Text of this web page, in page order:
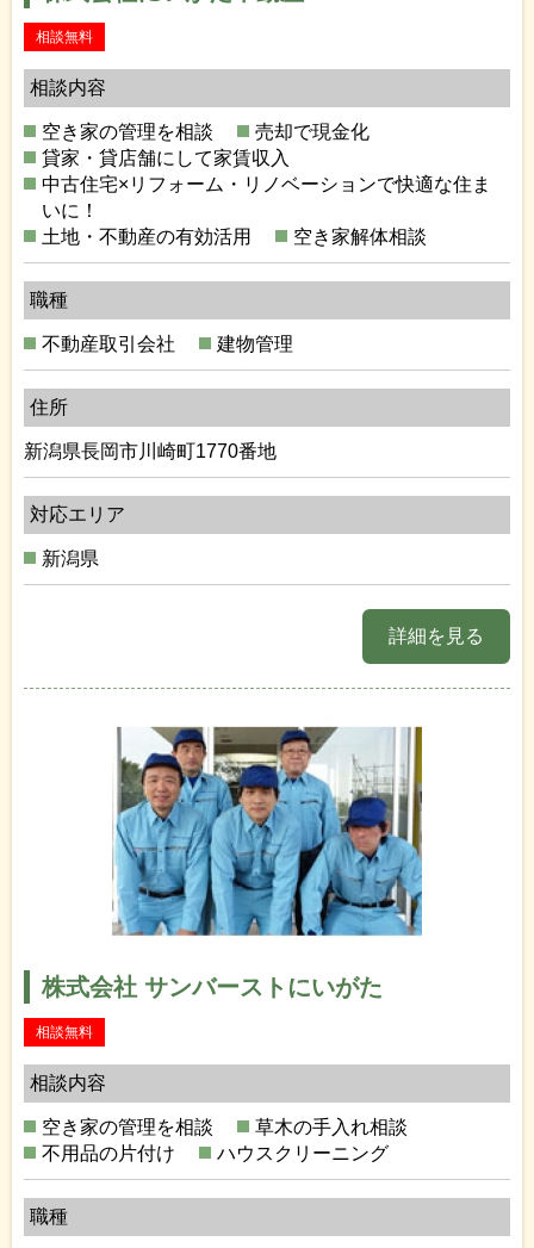
相談無料
相談内容
空き家の管理を相談
売却で現金化
貸家・貸店舗にして家賃収入
中古住宅×リフォーム・リノベーションで快適な住ま
いに！
土地・不動産の有効活用
空き家解体相談
職種
不動産取引会社 建物管理
住所
新潟県長岡市川崎町1770番地
対応エリア
新潟県
詳細を見る
株式会社 サンバーストにいがた
相談無料
相談内容
空き家の管理を相談
草木の手入れ相談
不用品の片付け
ハウスクリーニング
職種